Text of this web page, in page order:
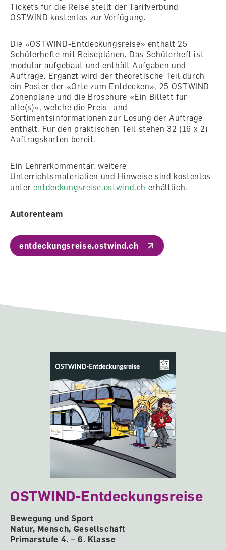
Tickets für die Reise stellt der Tarifverbund
OSTWIND kostenlos zur Verfügung.
Die «OSTWIND-Entdeckungsreise» enthält 25
Schülerhefte mit Reiseplänen. Das Schülerheft ist
modular aufgebaut und enthält Aufgaben und
Aufträge. Ergänzt wird der theoretische Teil durch
ein Poster der «Orte zum Entdecken», 25 OSTWIND
Zonenpläne und die Broschüre «Ein Billett für
alle(s)», welche die Preis- und
Sortimentsinformationen zur Lösung der Aufträge
enthält. Für den praktischen Teil stehen 32 (16 x 2)
Auftragskarten bereit.
Ein Lehrerkommentar, weitere
Unterrichtsmaterialien und Hinweise sind kostenlos
unter entdeckungsreise.ostwind.ch erhältlich.
Autorenteam
entdeckungsreise.ostwind.ch
OSTWIND-Entdeckungsreise
Bewegung und Sport
Natur, Mensch, Gesellschaft
Primarstufe 4. – 6. Klasse